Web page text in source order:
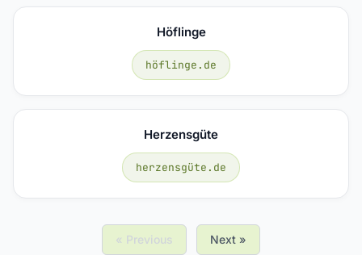
Höflinge
höflinge.de
Herzensgüte
herzensgüte.de
« Previous Next »